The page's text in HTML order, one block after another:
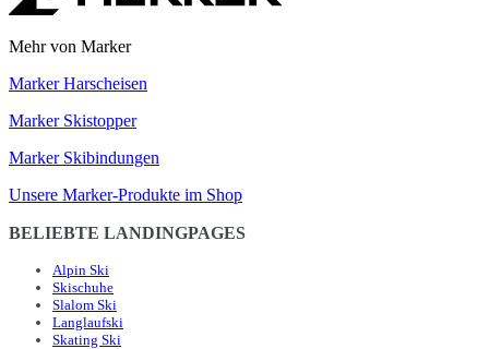
Mehr von Marker
Marker Harscheisen
Marker Skistopper
Marker Skibindungen
Unsere Marker-Produkte im Shop
BELIEBTE LANDINGPAGES
Alpin Ski
Skischuhe
Slalom Ski
Langlaufski
Skating Ski